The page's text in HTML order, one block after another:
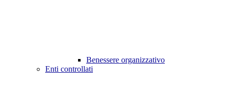
Benessere organizzativo
Enti controllati